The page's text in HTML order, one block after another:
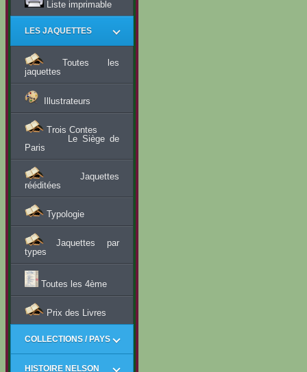
Liste imprimable
LES JAQUETTES
Toutes les
jaquettes
Illustrateurs
Trois Contes
Le Siège de
Paris
Jaquettes
rééditées
Typologie
Jaquettes par
types
Toutes les 4ème
Prix des Livres
COLLECTIONS / PAYS
HISTOIRE NELSON